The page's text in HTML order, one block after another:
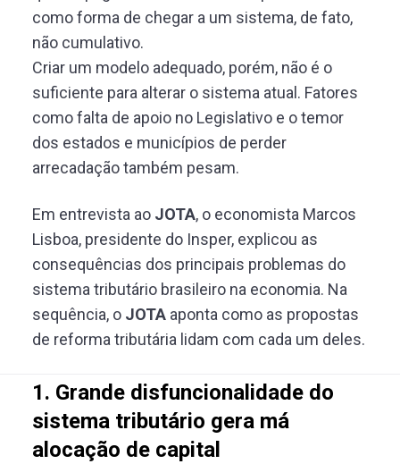
como forma de chegar a um sistema, de fato,
não cumulativo.
Criar um modelo adequado, porém, não é o
suficiente para alterar o sistema atual. Fatores
como falta de apoio no Legislativo e o temor
dos estados e municípios de perder
arrecadação também pesam.
Em entrevista ao JOTA, o economista Marcos
Lisboa, presidente do Insper, explicou as
consequências dos principais problemas do
sistema tributário brasileiro na economia. Na
sequência, o JOTA aponta como as propostas
de reforma tributária lidam com cada um deles.
1. Grande disfuncionalidade do
sistema tributário gera má
alocação de capital